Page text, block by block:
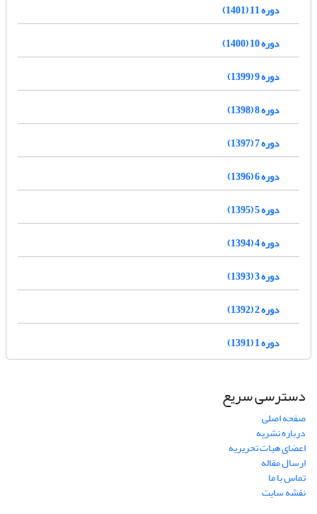
دوره 11 (1401)
دوره 10 (1400)
دوره 9 (1399)
دوره 8 (1398)
دوره 7 (1397)
دوره 6 (1396)
دوره 5 (1395)
دوره 4 (1394)
دوره 3 (1393)
دوره 2 (1392)
دوره 1 (1391)
دسترسی سریع
صفحه اصلی
درباره نشریه
اعضای هیات تحریریه
ارسال مقاله
تماس با ما
نقشه سایت